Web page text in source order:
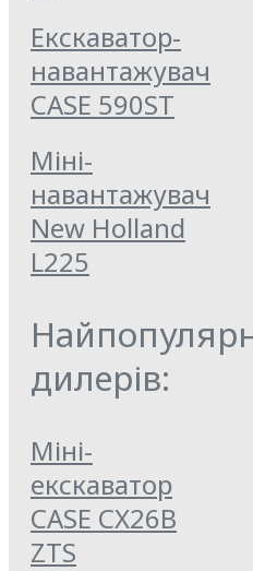
Екскаватор-
навантажувач
CASE 590ST
Міні-
навантажувач
New Holland
L225
дилерів:
Міні-
екскаватор
CASE CX26B
ZTS